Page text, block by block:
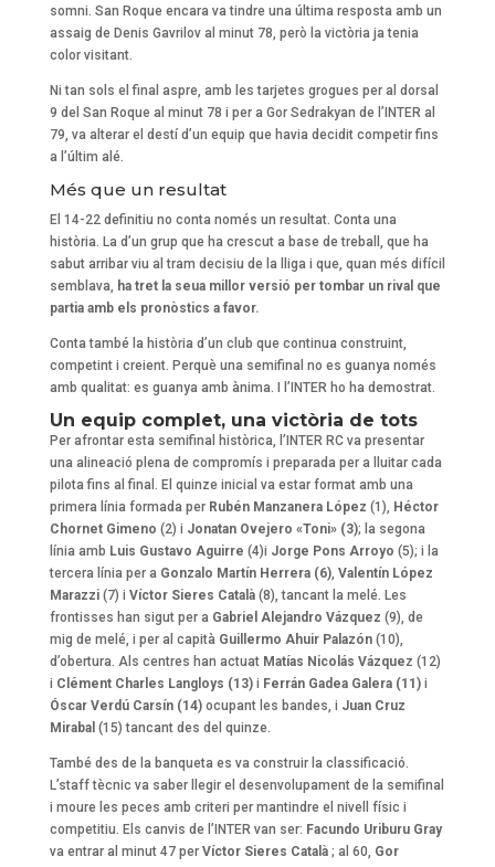
somni. San Roque encara va tindre una última resposta amb un
assaig de Denis Gavrilov al minut 78, però la victòria ja tenia
color visitant.
Ni tan sols el final aspre, amb les tarjetes grogues per al dorsal
9 del San Roque al minut 78 i per a Gor Sedrakyan de l’INTER al
79, va alterar el destí d’un equip que havia decidit competir fins
a l’últim alé.
Més que un resultat
El 14-22 definitiu no conta només un resultat. Conta una
història. La d’un grup que ha crescut a base de treball, que ha
sabut arribar viu al tram decisiu de la lliga i que, quan més difícil
semblava, ha tret la seua millor versió per tombar un rival que
partia amb els pronòstics a favor.
Conta també la història d’un club que continua construint,
competint i creient. Perquè una semifinal no es guanya només
amb qualitat: es guanya amb ànima. I l’INTER ho ha demostrat.
Un equip complet, una victòria de tots
Per afrontar esta semifinal històrica, l’INTER RC va presentar
una alineació plena de compromís i preparada per a lluitar cada
pilota fins al final. El quinze inicial va estar format amb una
primera línia formada per Rubén Manzanera López (1), Héctor
Chornet Gimeno (2) i Jonatan Ovejero «Toni» (3); la segona
línia amb Luis Gustavo Aguirre (4)i Jorge Pons Arroyo (5); i la
tercera línia per a Gonzalo Martín Herrera (6), Valentín López
Marazzi(7) i Víctor Sieres Català(8), tancant la melé. Les
frontisses han sigut per a Gabriel Alejandro Vázquez (9), de
mig de melé, i per al capità Guillermo Ahuir Palazón(10),
d’obertura. Als centres han actuat Matías Nicolás Vázquez (12)
i Clément Charles Langloys (13)i Ferrán Gadea Galera (11)i
Óscar Verdú Carsín (14)ocupant les bandes, i Juan Cruz
Mirabal (15) tancant des del quinze.
També des de la banqueta es va construir la classificació.
L’staff tècnic va saber llegir el desenvolupament de la semifinal
i moure les peces amb criteri per mantindre el nivell físic i
competitiu. Els canvis de l’INTER van ser: Facundo Uriburu Gray
va entrar al minut 47 per Víctor Sieres Català ; al 60, Gor